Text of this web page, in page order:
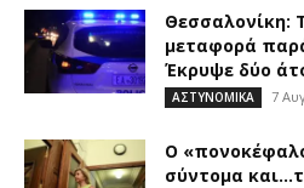
Θεσσαλονίκη:
μεταφορά
Έκρυψε δύο
ΑΣΤΥΝΟΜΙΚΑ 7
Ο
σύντομα